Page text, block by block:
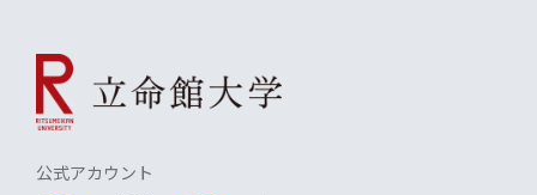
公式アカウント